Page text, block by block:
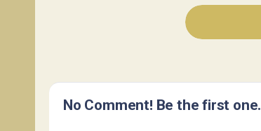
No Comment! Be the first one.